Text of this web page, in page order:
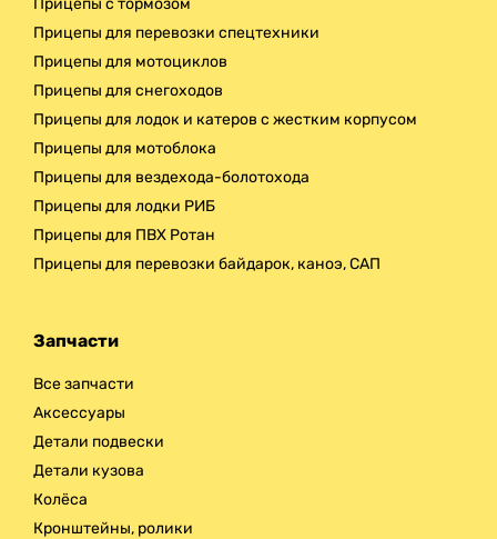
Прицепы с тормозом
Прицепы для перевозки спецтехники
Прицепы для мотоциклов
Прицепы для снегоходов
Прицепы для лодок и катеров с жестким корпусом
Прицепы для мотоблока
Прицепы для вездехода-болотохода
Прицепы для лодки РИБ
Прицепы для ПВХ Ротан
Прицепы для перевозки байдарок, каноэ, САП
Запчасти
Все запчасти
Аксессуары
Детали подвески
Детали кузова
Колёса
Кронштейны, ролики